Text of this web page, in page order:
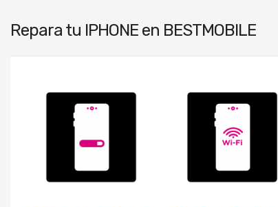
Repara tu IPHONE en BESTMOBILE